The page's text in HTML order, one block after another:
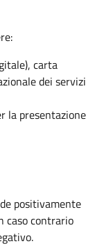
carta
dei servizi
la presentazione
positivamente
caso contrario